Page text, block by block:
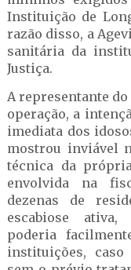
Instituição de
razão disso, a
sanitária da
Justiça.
A representante do
operação, a
imediata dos
mostrou inviável
técnica da
envolvida na
dezenas de
escabiose ativa,
poderia
instituições,